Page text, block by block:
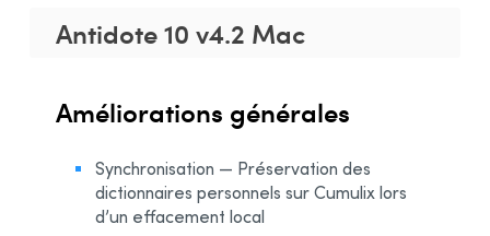
Antidote 10 v4.2 Mac
Améliorations générales
Synchronisation — Préservation des
dictionnaires personnels sur Cumulix lors
d’un effacement local